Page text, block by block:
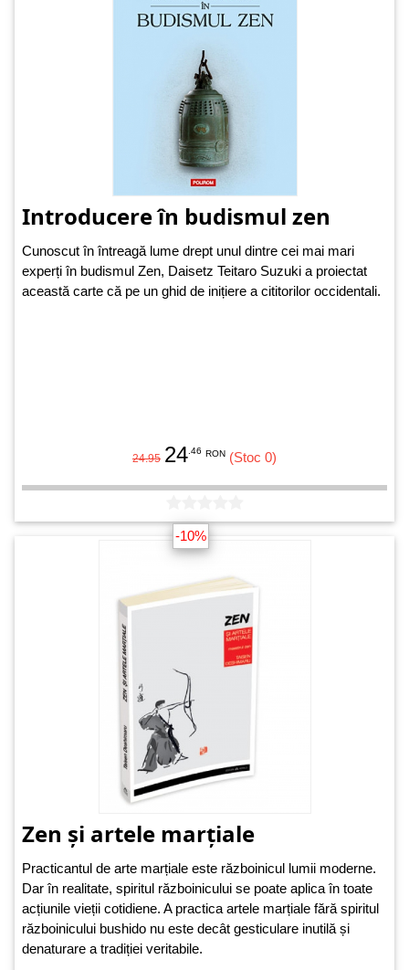
Introducere în budismul zen
Cunoscut în întreagă lume drept unul dintre cei mai mari
experți în budismul Zen, Daisetz Teitaro Suzuki a proiectat
această carte că pe un ghid de inițiere a cititorilor occidentali.
24.95 24 .46 RON (Stoc 0)
-10%
Zen și artele marțiale
Practicantul de arte marțiale este războinicul lumii moderne.
Dar în realitate, spiritul războinicului se poate aplica în toate
acțiunile vieții cotidiene. A practica artele marțiale fără spiritul
războinicului bushido nu este decât gesticulare inutilă și
denaturare a tradiției veritabile.